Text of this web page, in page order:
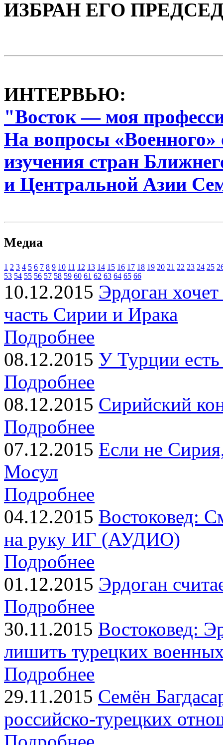
ИЗБРАН ЕГО
ИНТЕРВЬЮ:
"Восток — моя
На вопросы «Военного»
изучения стран
и Центральной Азии
Медиа
1 2 3 4 5 6 7 8 9 10 11 12 13 14 15 16 17 18 19 20 21 22 23 24 25
53 54 55 56 57 58 59 60 61 62 63 64 65 66
10.12.2015 Эрдоган
часть Сирии и Ирака
Подробнее
08.12.2015 У Турции
Подробнее
08.12.2015 Сирийский
Подробнее
07.12.2015 Если не
Мосул
Подробнее
04.12.2015 Востоковед:
на руку ИГ (АУДИО)
Подробнее
01.12.2015 Эрдоган
Подробнее
30.11.2015 Востоковед:
лишить турецких
Подробнее
29.11.2015 Семён
российско-турецких